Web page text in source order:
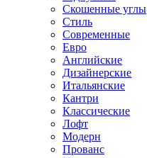
Скошенные углы
Стиль
Современные
Евро
Английские
Дизайнерские
Итальянские
Кантри
Классические
Лофт
Модерн
Прованс